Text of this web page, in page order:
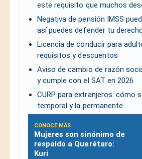
este requisito que muchos
Negativa de pensión IMSS
así puedes defender tu
Licencia de conducir para
requisitos y descuentos
Aviso de cambio de razón
y cumple con el SAT en 2026
CURP para extranjeros: cómo
temporal y la permanente
CONOCE MÁS
Mujeres son sinónimo de
respaldo a Querétaro:
Kuri